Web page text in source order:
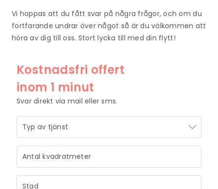
Vi hoppas att du fått svar på några frågor, och om du
fortfarande undrar över något så är du välkommen att
höra av dig till oss. Stort lycka till med din flytt!
STRÅLANDE!
Ditt meddelande är mottaget och vi återkommer
Kostnadsfri offert
inom 1 minut
Svar direkt via mail eller sms.